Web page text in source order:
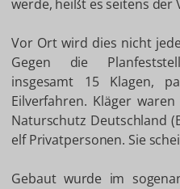
werde, heißt es seitens der
Vor Ort wird dies nicht
Gegen die
insgesamt 15 Klagen,
Eilverfahren. Kläger
Naturschutz Deutschland
elf Privatpersonen. Sie
Gebaut wurde im